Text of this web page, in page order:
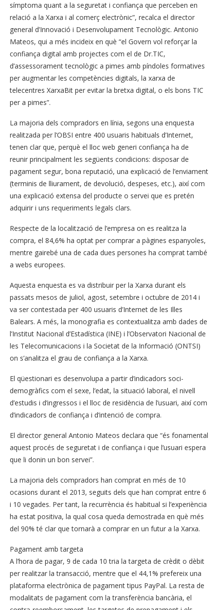
símptoma quant a la seguretat i confiança que perceben en
relació a la Xarxa i al comerç electrònic”, recalca el director
general d’Innovació i Desenvolupament Tecnològic. Antonio
Mateos, qui a més incideix en què “el Govern vol reforçar la
confiança digital amb projectes com el de Dr.TIC,
d’assessorament tecnològic a pimes amb píndoles formatives
per augmentar les competències digitals, la xarxa de
telecentres XarxaBit per evitar la bretxa digital, o els bons TIC
per a pimes”.
La majoria dels compradors en línia, segons una enquesta
realitzada per l’OBSI entre 400 usuaris habituals d’Internet,
tenen clar que, perquè el lloc web generi confiança ha de
reunir principalment les següents condicions: disposar de
pagament segur, bona reputació, una explicació de l’enviament
(terminis de lliurament, de devolució, despeses, etc.), així com
una explicació extensa del producte o servei que es pretén
adquirir i uns requeriments legals clars.
Respecte de la localització de l’empresa on es realitza la
compra, el 84,6% ha optat per comprar a pàgines espanyoles,
mentre gairebé una de cada dues persones ha comprat també
a webs europees.
Aquesta enquesta es va distribuir per la Xarxa durant els
passats mesos de juliol, agost, setembre i octubre de 2014 i
va ser contestada per 400 usuaris d’Internet de les Illes
Balears. A més, la monografia es contextualitza amb dades de
l’Institut Nacional d’Estadística (INE) i l’Observatori Nacional de
les Telecomunicacions i la Societat de la Informació (ONTSI)
on s’analitza el grau de confiança a la Xarxa.
El qüestionari es desenvolupa a partir d’indicadors soci-
demogràfics com el sexe, l’edat, la situació laboral, el nivell
d’estudis i d’ingressos i el lloc de residència de l’usuari, així com
d’indicadors de confiança i d’intenció de compra.
El director general Antonio Mateos declara que “és fonamental
aquest procés de seguretat i de confiança i que l’usuari espera
que li donin un bon servei”.
La majoria dels compradors han comprat en més de 10
ocasions durant el 2013, seguits dels que han comprat entre 6
i 10 vegades. Per tant, la recurrència és habitual si l’experiència
ha estat positiva, la qual cosa queda demostrada en què més
del 90% té clar que tornarà a comprar en un futur a la Xarxa.
Pagament amb targeta
A l’hora de pagar, 9 de cada 10 tria la targeta de crèdit o dèbit
per realitzar la transacció, mentre que el 44,1% prefereix una
plataforma electrònica de pagament tipus PayPal. La resta de
modalitats de pagament com la transferència bancària, el